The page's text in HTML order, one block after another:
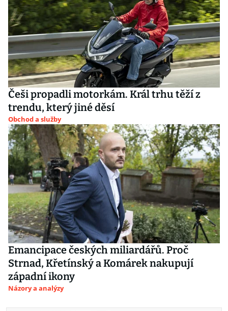
Češi propadli motorkám. Král trhu těží z
trendu, který jiné děsí
Obchod a služby
Emancipace českých miliardářů. Proč
Strnad, Křetínský a Komárek nakupují
západní ikony
Názory a analýzy